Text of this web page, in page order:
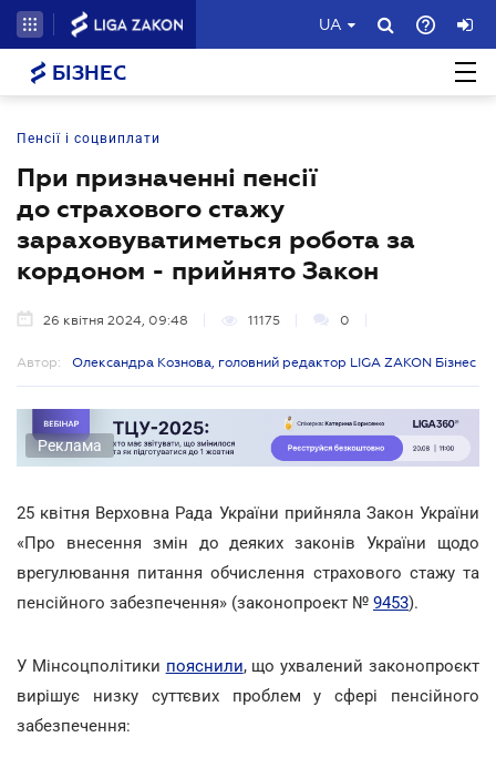
UA
БІЗНЕС
Пенсії і соцвиплати
При призначенні пенсії
до страхового стажу
зараховуватиметься робота за
кордоном - прийнято Закон
26 квітня 2024, 09:48 11175 0
Автор: Олександра Кознова, головний редактор LIGA ZAKON Бізнес
Реклама
25 квітня Верховна Рада України прийняла Закон України
«Про внесення змін до деяких законів України щодо
врегулювання питання обчислення страхового стажу та
пенсійного забезпечення» (законопроект № 9453).
У Мінсоцполітики пояснили, що ухвалений законопроєкт
вирішує низку суттєвих проблем у сфері пенсійного
забезпечення: